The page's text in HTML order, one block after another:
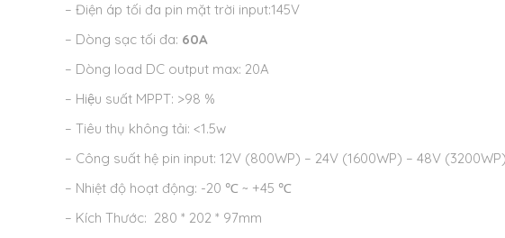
– Điện áp tối đa pin mặt trời input:145V
– Dòng sạc tối đa: 60A
– Dòng load DC output max: 20A
– Hiệu suất MPPT: >98 %
– Tiêu thụ không tải: <1.5w
– Công suất hệ pin input: 12V (800WP) – 24V (1600WP) – 48V (3200WP)
– Nhiệt độ hoạt động: -20 ℃ ~ +45 ℃
– Kích Thước: 280 * 202 * 97mm